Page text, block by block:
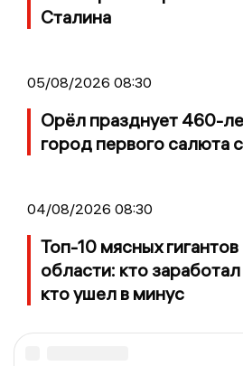
Сталина
05/08/2026 08:30
Орёл празднует 460-
город первого салюта
04/08/2026 08:30
Топ-10 мясных
области: кто
кто ушел в минус